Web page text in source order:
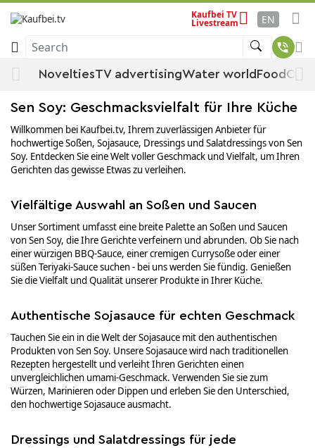
Kaufbei TV
Livestream EN
Search
NoveltiesTV advertisingWater world Food
Home By manufacturer
Sen Soy
Sen Soy: Geschmacksvielfalt für Ihre Küche
Willkommen bei Kaufbei.tv, Ihrem zuverlässigen Anbieter für
hochwertige Soßen, Sojasauce, Dressings und Salatdressings von Sen
Soy. Entdecken Sie eine Welt voller Geschmack und Vielfalt, um Ihren
Gerichten das gewisse Etwas zu verleihen.
Vielfältige Auswahl an Soßen und Saucen
Unser Sortiment umfasst eine breite Palette an Soßen und Saucen
von Sen Soy, die Ihre Gerichte verfeinern und abrunden. Ob Sie nach
einer würzigen BBQ-Sauce, einer cremigen Currysoße oder einer
süßen Teriyaki-Sauce suchen - bei uns werden Sie fündig. Genießen
Sie die Vielfalt und Qualität unserer Produkte in Ihrer Küche.
Authentische Sojasauce für echten Geschmack
Tauchen Sie ein in die Welt der Sojasauce mit den authentischen
Produkten von Sen Soy. Unsere Sojasauce wird nach traditionellen
Rezepten hergestellt und verleiht Ihren Gerichten einen
unvergleichlichen umami-Geschmack. Verwenden Sie sie zum
Würzen, Marinieren oder Dippen und erleben Sie den Unterschied,
den hochwertige Sojasauce ausmacht.
Dressings und Salatdressings für jede